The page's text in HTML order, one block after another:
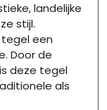
landelijke
stijl.
een
Door de
deze tegel
als